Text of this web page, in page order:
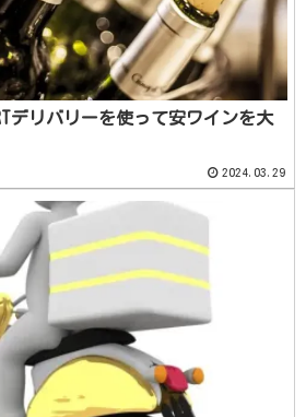
デリバリーを使って安ワインを大
2024.03.29